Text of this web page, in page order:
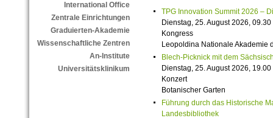
International Office
Zentrale Einrichtungen
Graduierten-Akademie
Wissenschaftliche Zentren
An-Institute
Universitätsklinikum
TPG Innovation Summit 2026 –
Dienstag, 25. August 2026,
Kongress
Leopoldina Nationale Akademie
Blech-Picknick mit dem
Dienstag, 25. August 2026,
Konzert
Botanischer Garten
Führung durch das Historische
Landesbibliothek